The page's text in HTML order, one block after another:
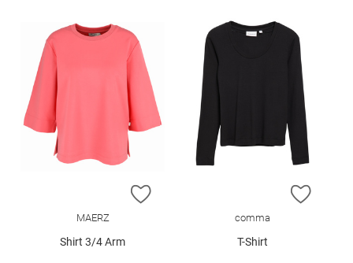
ZUR WUNSCHLISTE HINZUFÜGEN
MAERZ
Shirt 3/4 Arm
ZUR
comma
T-Shirt